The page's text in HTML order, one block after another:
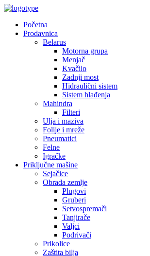
Početna
Prodavnica
Belarus
Motorna grupa
Menjač
Kvačilo
Zadnji most
Hidraulični sistem
Sistem hlađenja
Mahindra
Filteri
Ulja i maziva
Folije i mreže
Pneumatici
Felne
Igračke
Priključne mašine
Sejačice
Obrada zemlje
Plugovi
Gruberi
Setvospremači
Tanjirače
Valjci
Podrivači
Prikolice
Zaštita bilja